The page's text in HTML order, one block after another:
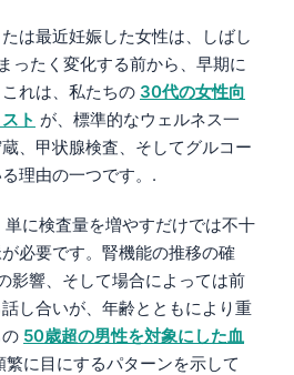
は最近妊娠した女性は、しばし
ったく変化する前から、早期に
れは、私たちの 30代の女性向
ト が、標準的なウェルネス一
、甲状腺検査、そしてグルコー
理由の一つです。.
に検査量を増やすだけでは不十
必要です。腎機能の推移の確
影響、そして場合によっては前
し合いが、年齢とともにより重
50歳超の男性を対象にした血
繁に目にするパターンを示して